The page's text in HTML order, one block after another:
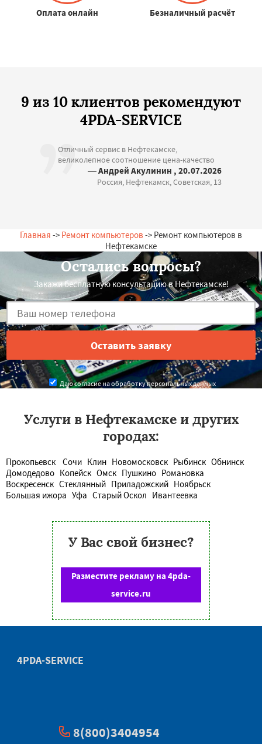
Оплата онлайн Безналичный расчёт
9 из 10 клиентов рекомендуют
4PDA-SERVICE
Отличный сервис в Нефтекамске,
великолепное соотношение цена-качество
— Андрей Акулинин , 20.07.2026
Россия, Нефтекамск, Советская, 13
Главная -> Ремонт компьютеров -> Ремонт компьютеров в
Нефтекамске
Остались вопросы?
Закажи бесплатную консультацию в Нефтекамске!
Даю согласие на обработку персональных данных
Услуги в Нефтекамске и других
городах:
Прокопьевск Сочи Клин Новомосковск Рыбинск Обнинск
Домодедово Копейск Омск Пушкино Романовка
Воскресенск Стеклянный Приладожский Ноябрьск
Большая ижора Уфа Старый Оскол Ивантеевка
У Вас свой бизнес?
Разместите рекламу на 4pda-
service.ru
4PDA-SERVICE
8(800)3404954